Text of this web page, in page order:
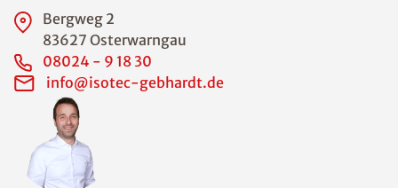
Bergweg 2
83627 Osterwarngau
08024 - 9 18 30
info@isotec-gebhardt.de